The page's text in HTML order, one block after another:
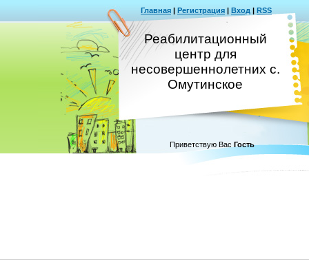
Главная | Регистрация | Вход | RSS
Реабилитационный
центр для
несовершеннолетних с.
Омутинское
Приветствую Вас Гость